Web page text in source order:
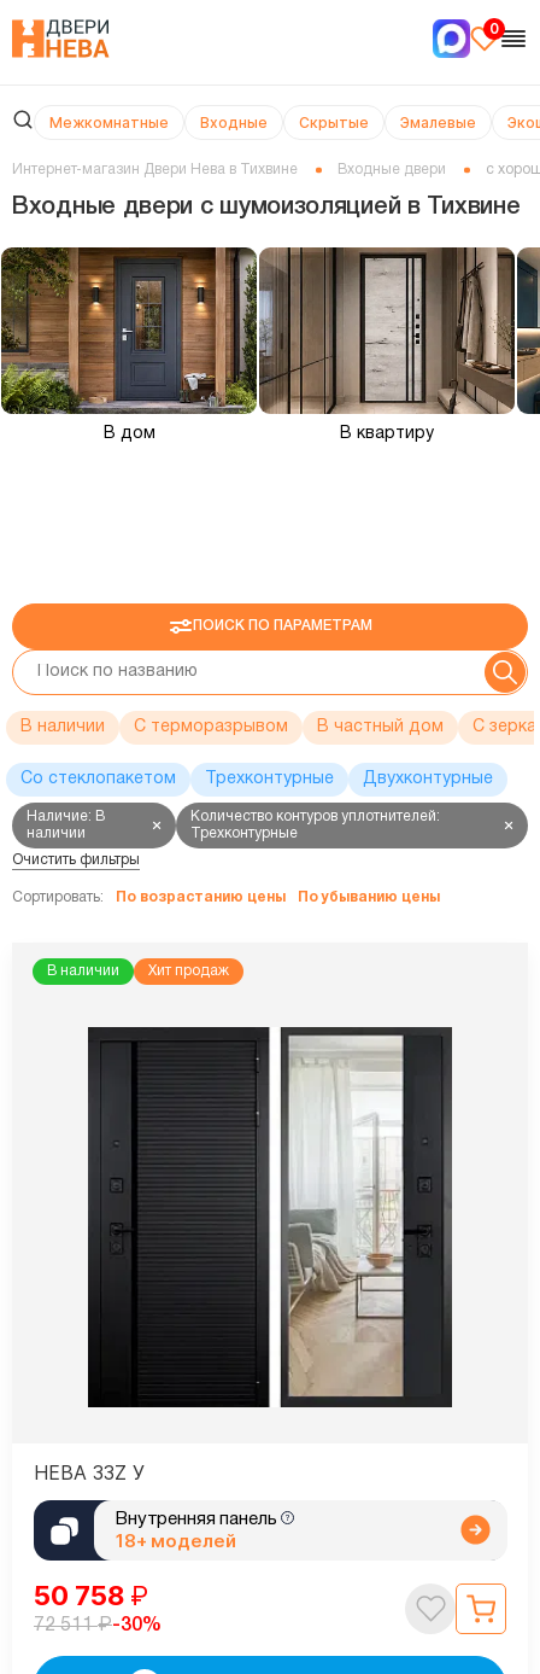
0
Межкомнатные Входные Скрытые Эмалевые
Интернет-магазин Двери Нева в Тихвине Входные двери с
Входные двери с шумоизоляцией в Тихвине
В дом В квартиру
ПОИСК ПО ПАРАМЕТРАМ
В наличии С терморазрывом В частный дом C
Со стеклопакетом Трехконтурные Двухконтурные
Наличие: В
наличии
Количество контуров уплотнителей:
Трехконтурные
Очистить фильтры
Сортировать: По возрастанию цены По убыванию цены
В наличии Хит продаж
НЕВА 33Z У
Внутренняя панель
18+ моделей
50 758 ₽
72 511₽-30%